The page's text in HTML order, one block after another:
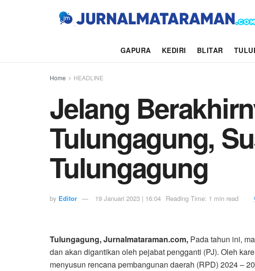
GAPURA KEDIRI BLITAR
Home HEADLINE
Jelang
Tulungagung,
Tulungagung
by Editor 19 Januari 2023 | 16:04 Reading Time: 1 min read
Tulungagung, Jurnalmataraman.com, Pada tahun ini,
dan akan digantikan oleh pejabat pengganti (PJ). Oleh
menyusun rencana pembangunan daerah (RPD) 2024 –